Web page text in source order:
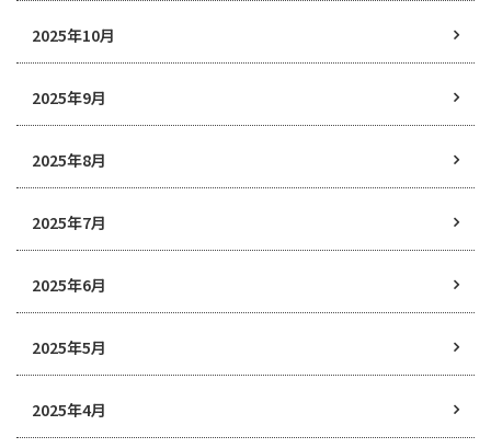
2025年10月
2025年9月
2025年8月
2025年7月
2025年6月
2025年5月
2025年4月